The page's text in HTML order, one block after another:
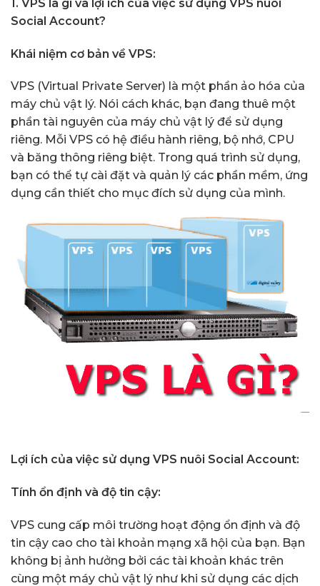
1. VPS là gì và lợi ích của việc sử dụng VPS nuôi
Social Account?
Khái niệm cơ bản về VPS:
VPS (Virtual Private Server) là một phần ảo hóa của
máy chủ vật lý. Nói cách khác, bạn đang thuê một
phần tài nguyên của máy chủ vật lý để sử dụng
riêng. Mỗi VPS có hệ điều hành riêng, bộ nhớ, CPU
và băng thông riêng biệt. Trong quá trình sử dụng,
bạn có thể tự cài đặt và quản lý các phần mềm, ứng
dụng cần thiết cho mục đích sử dụng của mình.
Lợi ích của việc sử dụng VPS nuôi Social Account:
Tính ổn định và độ tin cậy:
VPS cung cấp môi trường hoạt động ổn định và độ
tin cậy cao cho tài khoản mạng xã hội của bạn. Bạn
không bị ảnh hưởng bởi các tài khoản khác trên
cùng một máy chủ vật lý như khi sử dụng các dịch